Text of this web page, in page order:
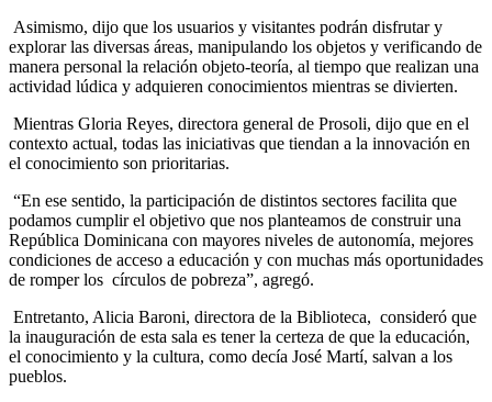
Asimismo, dijo que los usuarios y visitantes podrán disfrutar y
explorar las diversas áreas, manipulando los objetos y verificando de
manera personal la relación objeto-teoría, al tiempo que realizan una
actividad lúdica y adquieren conocimientos mientras se divierten.
Mientras Gloria Reyes, directora general de Prosoli, dijo que en el
contexto actual, todas las iniciativas que tiendan a la innovación en
el conocimiento son prioritarias.
“En ese sentido, la participación de distintos sectores facilita que
podamos cumplir el objetivo que nos planteamos de construir una
República Dominicana con mayores niveles de autonomía, mejores
condiciones de acceso a educación y con muchas más oportunidades
de romper los círculos de pobreza”, agregó.
Entretanto, Alicia Baroni, directora de la Biblioteca, consideró que
la inauguración de esta sala es tener la certeza de que la educación,
el conocimiento y la cultura, como decía José Martí, salvan a los
pueblos.